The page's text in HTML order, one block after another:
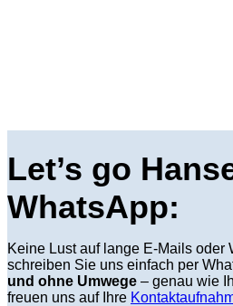
Let’s go
WhatsApp:
Keine Lust auf lange E-Mails oder
schreiben Sie uns einfach per
und ohne Umwege – genau wie
freuen uns auf Ihre